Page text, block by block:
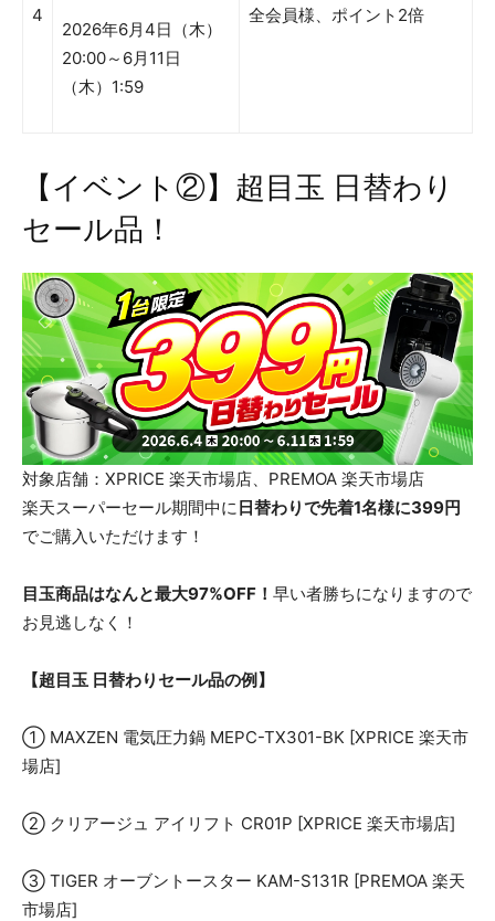
4
2026年6月4日（木）
20:00～6月11日
（木）1:59
全会員様、ポイント2倍
【イベント②】超目玉 日替わり
セール品！
対象店舗：XPRICE 楽天市場店、PREMOA 楽天市場店
楽天スーパーセール期間中に日替わりで先着1名様に399円
でご購入いただけます！
目玉商品はなんと最大97%OFF！ 早い者勝ちになりますので
お見逃しなく！
【超目玉 日替わりセール品の例】
① MAXZEN 電気圧力鍋 MEPC-TX301-BK [XPRICE 楽天市
場店]
② クリアージュ アイリフト CR01P [XPRICE 楽天市場店]
③ TIGER オーブントースター KAM-S131R [PREMOA 楽天
市場店]